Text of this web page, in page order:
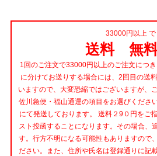
33000円以上 で
送料 無
1回のご注文で33000円以上のご注文につ
に分けてお送りする場合には、2回目の送
いますので、大変恐縮ではございますが、
佐川急便・福山通運の項目をお選びくださ
にて発送しております。 送料２9０円をご
スト投函することになります。その場合、
す。行方不明になる可能性もありますので
ださい。また、住所や氏名は登録通りに記